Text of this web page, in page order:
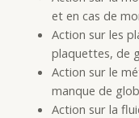
et en cas de
Action sur les
plaquettes, de
Action sur le
manque de
Action sur la